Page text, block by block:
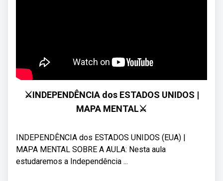
⚔INDEPENDÊNCIA dos ESTADOS UNIDOS |
MAPA MENTAL⚔
INDEPENDÊNCIA dos ESTADOS UNIDOS (EUA) |
MAPA MENTAL SOBRE A AULA: Nesta aula
estudaremos a Independência ...